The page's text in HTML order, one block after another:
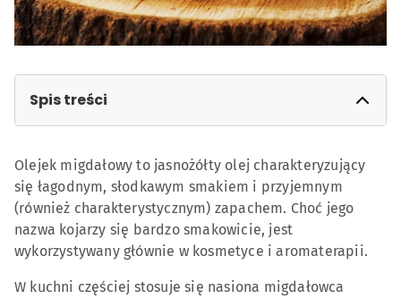
Spis treści
Olejek migdałowy – skład
Zastosowanie olejku
migdałowego w kosmetyce
Pielęgnacja skóry
Olejek migdałowy to jasnożółty olej charakteryzujący
się łagodnym, słodkawym smakiem i przyjemnym
(również charakterystycznym) zapachem. Choć jego
nazwa kojarzy się bardzo smakowicie, jest
wykorzystywany głównie w kosmetyce i aromaterapii.
W kuchni częściej stosuje się nasiona migdałowca